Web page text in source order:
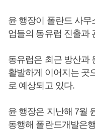
윤 행장이 폴란드 사무
업들의 동유럽 진출과
동유럽은 최근 방산과
활발하게 이어지는 곳
로 예상되고 있다.
윤 행장은 지난해 7월
동행해 폴란드개발은